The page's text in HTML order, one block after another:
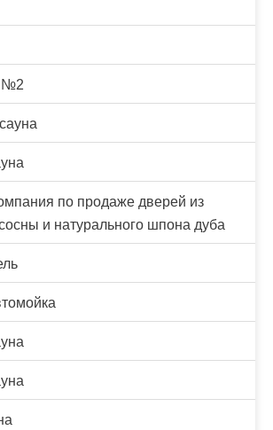
№2
по продаже дверей из
и натурального шпона дуба